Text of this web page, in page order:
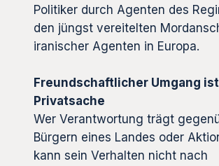
Politiker durch Agenten des
den jüngst vereitelten
iranischer Agenten in Europa.
Freundschaftlicher Umgang ist
Privatsache
Wer Verantwortung trägt
Bürgern eines Landes oder
kann sein Verhalten nicht nach